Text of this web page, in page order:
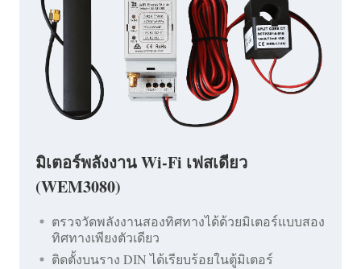
มิเตอร์พลังงาน Wi-Fi เฟสเดียว
(WEM3080)
ตรวจวัดพลังงานสองทิศทางได้ด้วยมิเตอร์แบบสอง
ทิศทางเพียงตัวเดียว
ติดตั้งบนราง DIN ได้เรียบร้อยในตู้มิเตอร์